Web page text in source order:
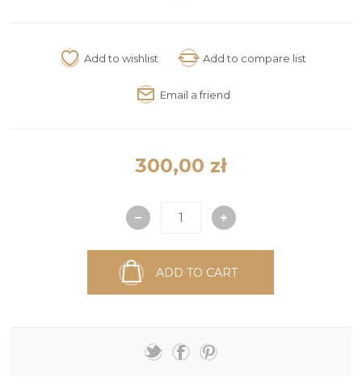
300,00 zł
ADD TO CART